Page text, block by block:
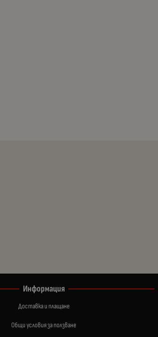
Информация
Доставка и плащане
Общи условия за ползване